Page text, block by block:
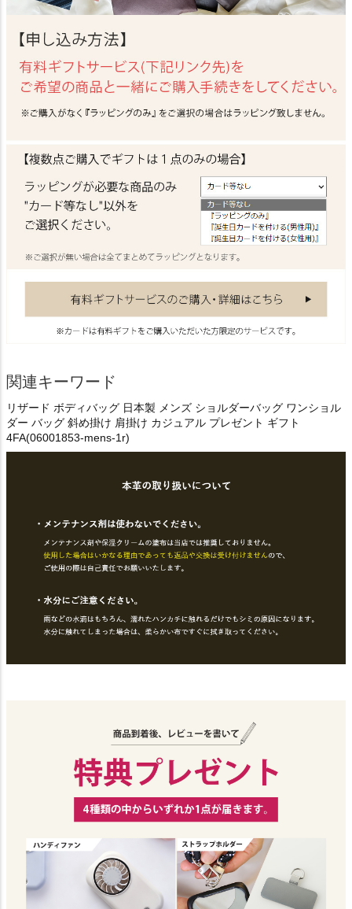
関連キーワード
リザード ボディバッグ 日本製 メンズ ショルダーバッグ ワンショル
ダー バッグ 斜め掛け 肩掛け カジュアル プレゼント ギフト
4FA(06001853-mens-1r)